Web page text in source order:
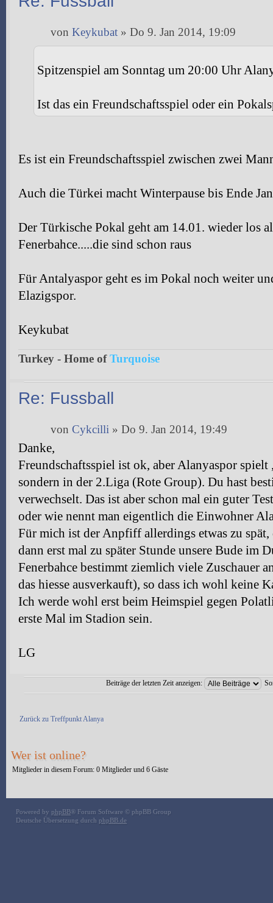
von Keykubat » Do 9. Jan 2014, 19:09
Spitzenspiel am Sonntag um 20:00 Uhr
Ist das ein Freundschaftsspiel oder ein
Es ist ein Freundschaftsspiel zwischen zwei
Auch die Türkei macht Winterpause bis Ende
Der Türkische Pokal geht am 14.01. wieder los
Fenerbahce.....die sind schon raus
Für Antalyaspor geht es im Pokal noch weiter
Elazigspor.
Keykubat
Turkey - Home ofTurquoise
Re: Fussball
von Cykcilli » Do 9. Jan 2014, 19:49
Danke,
Freundschaftsspiel ist ok, aber Alanyaspor
sondern in der 2.Liga (Rote Group). Du hast
verwechselt. Das ist aber schon mal ein guter
oder wie nennt man eigentlich die Einwohner
Für mich ist der Anpfiff allerdings etwas zu spät,
dann erst mal zu später Stunde unsere Bude im
Fenerbahce bestimmt ziemlich viele Zuschauer
das hiesse ausverkauft), so dass ich wohl keine
Ich werde wohl erst beim Heimspiel gegen
erste Mal im Stadion sein.
LG
Beiträge der letzten Zeit anzeigen:
Zurück zu Treffpunkt Alanya
Wer ist online?
Mitglieder in diesem Forum: 0 Mitglieder und 6 Gäste
Powered by phpBB® Forum Software © phpBB Group
Deutsche Übersetzung durch phpBB.de